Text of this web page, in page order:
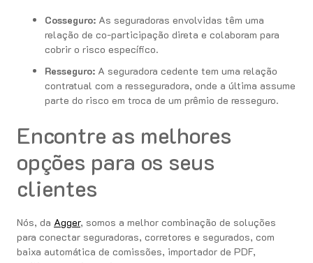
Cosseguro: As seguradoras envolvidas têm uma
relação de co-participação direta e colaboram para
cobrir o risco específico.
Resseguro: A seguradora cedente tem uma relação
contratual com a resseguradora, onde a última assume
parte do risco em troca de um prêmio de resseguro.
Encontre as melhores
opções para os seus
clientes
Nós, da Agger, somos a melhor combinação de soluções
para conectar seguradoras, corretores e segurados, com
baixa automática de comissões, importador de PDF,